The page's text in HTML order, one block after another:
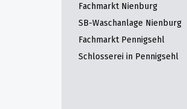
Fachmarkt Nienburg
SB-Waschanlage Nienburg
Fachmarkt Pennigsehl
Schlosserei in Pennigsehl